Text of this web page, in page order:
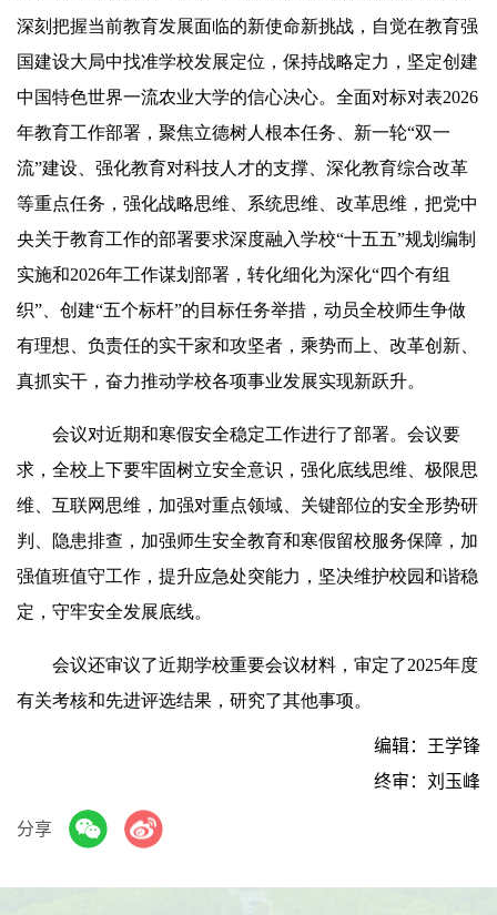
深刻把握当前教育发展面临的新使命新挑战，自觉在教育强
国建设大局中找准学校发展定位，保持战略定力，坚定创建
中国特色世界一流农业大学的信心决心。全面对标对表2026
年教育工作部署，聚焦立德树人根本任务、新一轮“双一
流”建设、强化教育对科技人才的支撑、深化教育综合改革
等重点任务，强化战略思维、系统思维、改革思维，把党中
央关于教育工作的部署要求深度融入学校“十五五”规划编制
实施和2026年工作谋划部署，转化细化为深化“四个有组
织”、创建“五个标杆”的目标任务举措，动员全校师生争做
有理想、负责任的实干家和攻坚者，乘势而上、改革创新、
真抓实干，奋力推动学校各项事业发展实现新跃升。
会议对近期和寒假安全稳定工作进行了部署。会议要
求，全校上下要牢固树立安全意识，强化底线思维、极限思
维、互联网思维，加强对重点领域、关键部位的安全形势研
判、隐患排查，加强师生安全教育和寒假留校服务保障，加
强值班值守工作，提升应急处突能力，坚决维护校园和谐稳
定，守牢安全发展底线。
会议还审议了近期学校重要会议材料，审定了2025年度
有关考核和先进评选结果，研究了其他事项。
编辑：王学锋
终审：刘玉峰
分享